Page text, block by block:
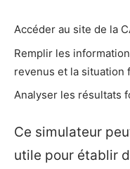
Accéder au site de la
Remplir les
revenus et la situation
Analyser les résultats
Ce simulateur
utile pour établir